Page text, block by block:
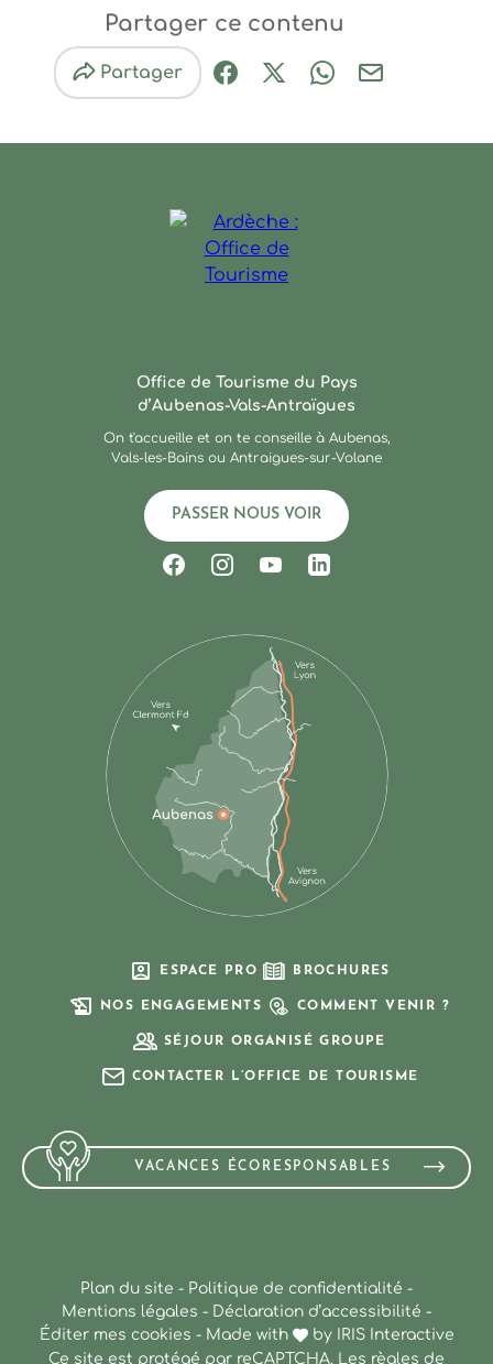
Partager ce contenu
Partager
Partager sur Facebook
Partager sur X / Twitter
Partager sur
Partager par
Office de Tourisme du Pays
d’Aubenas-Vals-Antraïgues
On t'accueille et on te conseille à Aubenas,
Vals-les-Bains ou Antraigues-sur-Volane
PASSER NOUS VOIR
Suivez-nous sur Facebook
Suivez-nous sur Instagram
Suivez-nous sur
Suivez-nous sur
ESPACE PRO BROCHURES
NOS ENGAGEMENTS COMMENT VENIR ?
SÉJOUR ORGANISÉ GROUPE
CONTACTER L’OFFICE DE TOURISME
VACANCES ÉCORESPONSABLES
Plan du site - Politique de confidentialité -
Mentions légales - Déclaration d’accessibilité -
Éditer mes cookies - Made with by
IRIS Interactive
Ce site est protégé par reCAPTCHA. Les règles de